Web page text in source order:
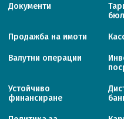
Документи
Продажба на имоти
Валутни операции
Устойчиво
финансиране